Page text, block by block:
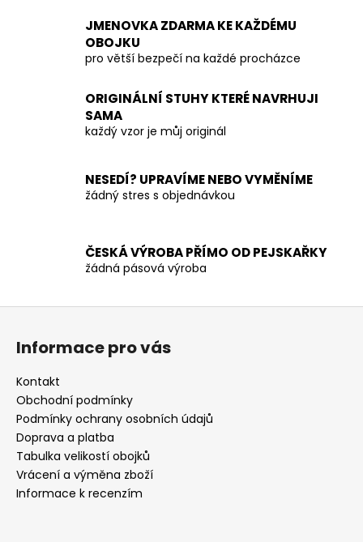
l
d
c
p
v
k
y
p
i
u
JMENOVKA ZDARMA KE KAŽDÉMU
OBOJKU
pro větší bezpečí na každé procházce
ORIGINÁLNÍ STUHY KTERÉ NAVRHUJI
SAMA
každý vzor je můj originál
NESEDÍ? UPRAVÍME NEBO VYMĚNÍME
žádný stres s objednávkou
ČESKÁ VÝROBA PŘÍMO OD PEJSKAŘKY
žádná pásová výroba
Z
Informace pro vás
Kontakt
Obchodní podmínky
Podmínky ochrany osobních údajů
Doprava a platba
Tabulka velikostí obojků
Vrácení a výměna zboží
Informace k recenzím